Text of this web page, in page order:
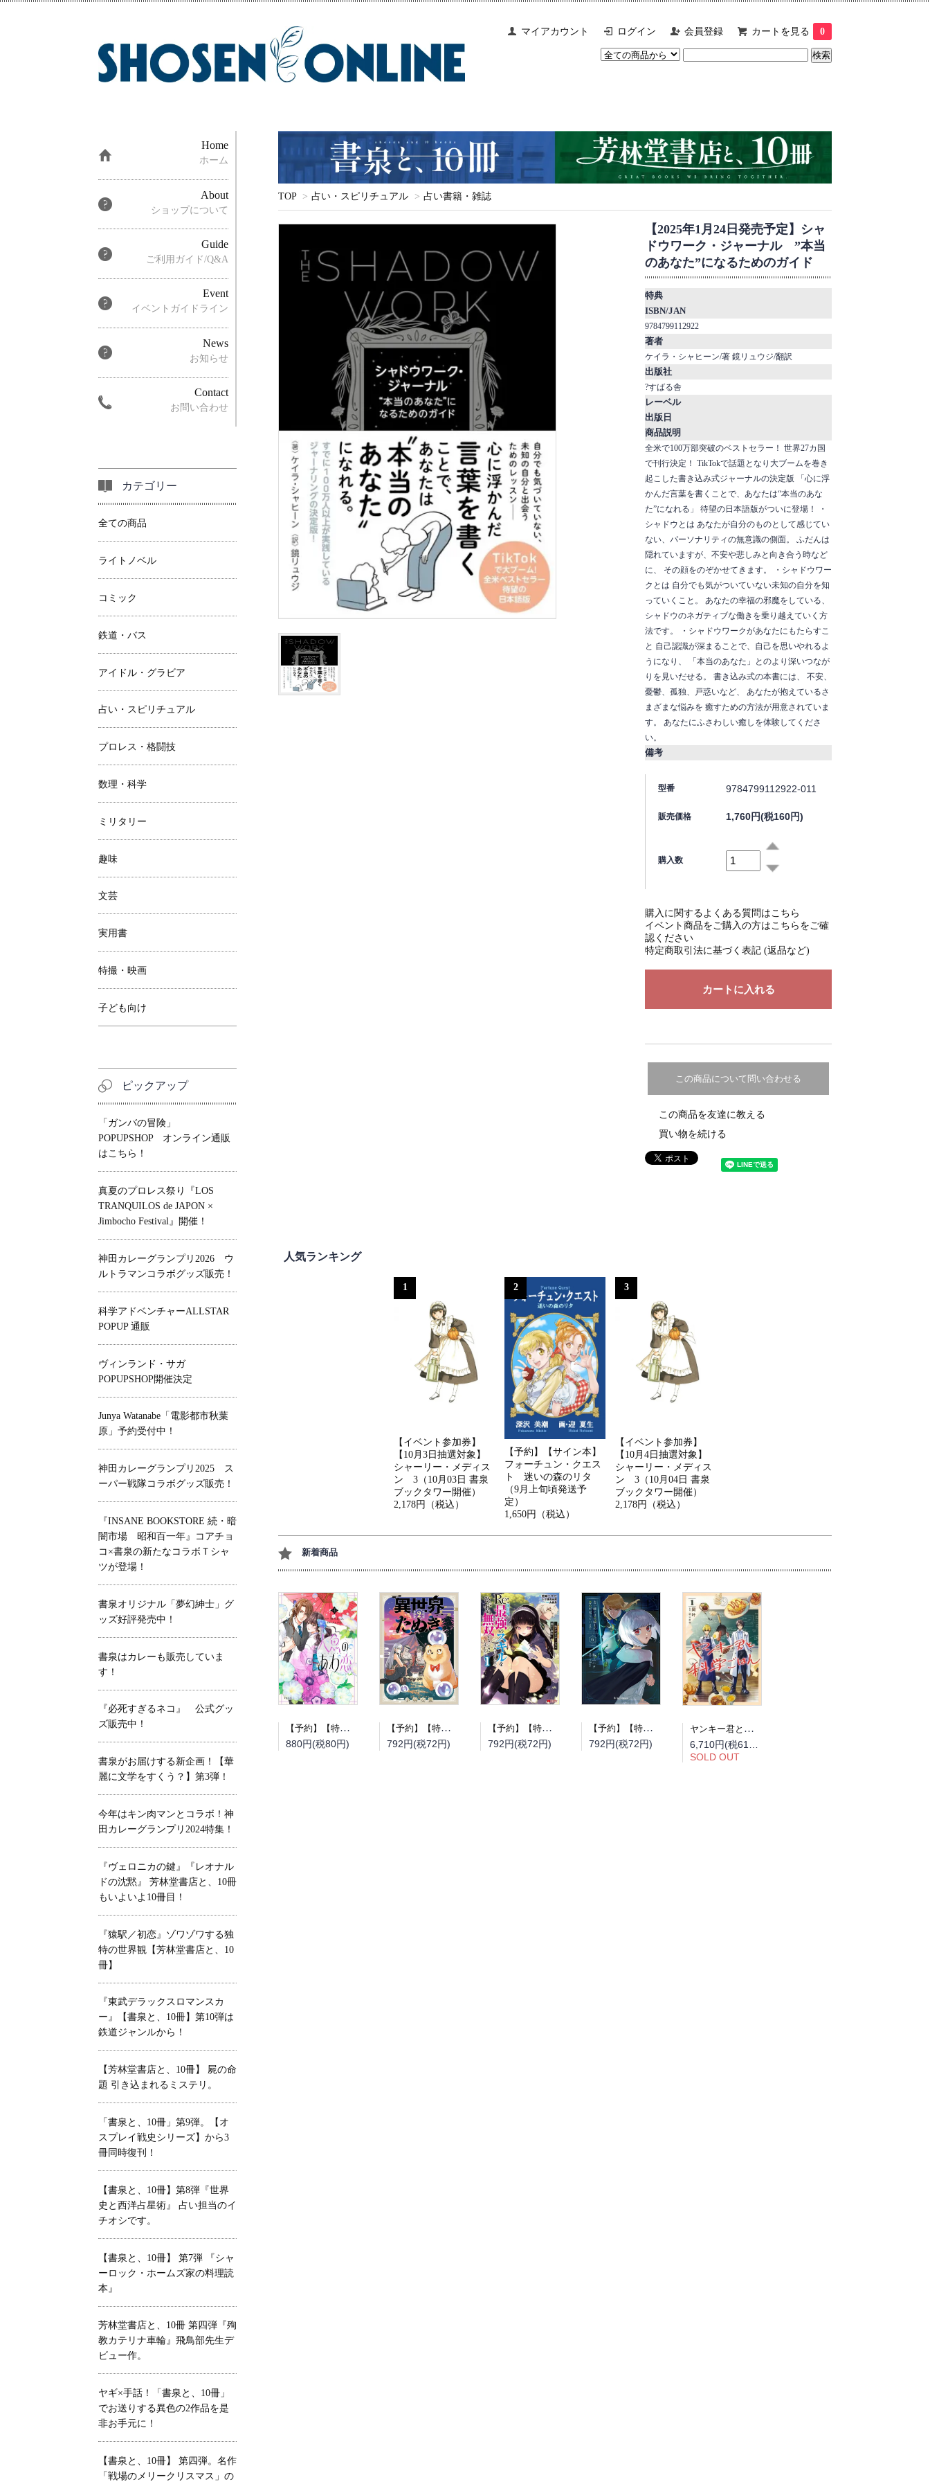
マイアカウント ログイン 会員登録 カートを見る 0
TOP > 占い・スピリチュアル > 占い書籍・雑誌
【2025年1月24日発売予定】シャ
ドウワーク・ジャーナル ”本当
のあなた”になるためのガイド
特典
ISBN/JAN
9784799112922
著者
ケイラ・シャヒーン/著 鏡リュウジ/翻訳
出版社
?すばる舎
レーベル
出版日
商品説明
全米で100万部突破のベストセラー！ 世界27カ国
で刊行決定！ TikTokで話題となり大ブームを巻き
起こした書き込み式ジャーナルの決定版 「心に浮
かんだ言葉を書くことで、あなたは“本当のあな
た”になれる」 待望の日本語版がついに登場！ ・
シャドウとは あなたが自分のものとして感じてい
ない、パーソナリティの無意識の側面。 ふだんは
隠れていますが、不安や悲しみと向き合う時など
に、 その顔をのぞかせてきます。 ・シャドウワー
クとは 自分でも気がついていない未知の自分を知
っていくこと。 あなたの幸福の邪魔をしている、
シャドウのネガティブな働きを乗り越えていく方
法です。 ・シャドウワークがあなたにもたらすこ
と 自己認識が深まることで、自己を思いやれるよ
うになり、 「本当のあなた」とのより深いつなが
りを見いだせる。 書き込み式の本書には、 不安、
憂鬱、孤独、戸惑いなど、 あなたが抱えているさ
まざまな悩みを 癒すための方法が用意されていま
す。 あなたにふさわしい癒しを体験してくださ
い。
備考
型番 9784799112922-011
販売価格 1,760円(税160円)
購入数
購入に関するよくある質問はこちら
イベント商品をご購入の方はこちらをご確
認ください
特定商取引法に基づく表記 (返品など)
この商品について問い合わせる
この商品を友達に教える
買い物を続ける
人気ランキング
1
【イベント参加券】
【10月3日抽選対象】
シャーリー・メディス
ン 3（10月03日 書泉
ブックタワー開催）
2,178円（税込）
2
【予約】【サイン本】
フォーチュン・クエス
ト 迷いの森のリタ
（9月上旬頃発送予
定）
1,650円（税込）
3
【イベント参加券】
【10月4日抽選対象】
シャーリー・メディス
ン 3（10月04日 書泉
ブックタワー開催）
2,178円（税込）
新着商品
【予約】【特典付き】人魚のあわ恋 4（08/12頃発送予定）
880円(税80円)
【予約】【特典付き】異世界たぬき 2（08/12頃発送予定）
792円(税72円)
【予約】【特典付き】Re:異世界で最強のスキルを生み出せたので、ひたすら無双することにしました。~俺だけがステータスを勝手に操作~ 1（08/12頃発送予定）
792円(税72円)
【予約】【特典付き】占い師には花騎士の恋心が見えています 6（08/12頃発送予定）
792円(税72円)
ヤンキー君と科学ごはん 全巻セット（1巻~9巻）
SOLD OUT
Home
ホーム
About
ショップについて
Guide
ご利用ガイド/Q&A
Event
イベントガイドライン
News
お知らせ
Contact
お問い合わせ
カテゴリー
全ての商品
ライトノベル
コミック
鉄道・バス
アイドル・グラビア
占い・スピリチュアル
プロレス・格闘技
数理・科学
ミリタリー
趣味
文芸
実用書
特撮・映画
子ども向け
ピックアップ
「ガンバの冒険」
POPUPSHOP オンライン通販
はこちら！
真夏のプロレス祭り『LOS
TRANQUILOS de JAPON ×
Jimbocho Festival』開催！
神田カレーグランプリ2026 ウ
ルトラマンコラボグッズ販売！
科学アドベンチャーALLSTAR
POPUP 通販
ヴィンランド・サガ
POPUPSHOP開催決定
Junya Watanabe「電影都市秋葉
原」予約受付中！
神田カレーグランプリ2025 ス
ーパー戦隊コラボグッズ販売！
『INSANE BOOKSTORE 続・暗
闇市場 昭和百一年』コアチョ
コ×書泉の新たなコラボＴシャ
ツが登場！
書泉オリジナル「夢幻紳士」グ
ッズ好評発売中！
書泉はカレーも販売していま
す！
『必死すぎるネコ』 公式グッ
ズ販売中！
書泉がお届けする新企画！【華
麗に文学をすくう？】第3弾！
今年はキン肉マンとコラボ！神
田カレーグランプリ2024特集！
『ヴェロニカの鍵』『レオナル
ドの沈黙』 芳林堂書店と、10冊
もいよいよ10冊目！
『猿駅／初恋』ゾワゾワする独
特の世界観【芳林堂書店と、10
冊】
『東武デラックスロマンスカ
ー』【書泉と、10冊】第10弾は
鉄道ジャンルから！
【芳林堂書店と、10冊】 屍の命
題 引き込まれるミステリ。
「書泉と、10冊」第9弾。【オ
スプレイ戦史シリーズ】から3
冊同時復刊！
【書泉と、10冊】第8弾『世界
史と西洋占星術』 占い担当のイ
チオシです。
【書泉と、10冊】 第7弾 『シャ
ーロック・ホームズ家の料理読
本』
芳林堂書店と、10冊 第四弾『殉
教カテリナ車輪』飛鳥部先生デ
ビュー作。
ヤギ×手話！「書泉と、10冊」
でお送りする異色の2作品を是
非お手元に！
【書泉と、10冊】 第四弾。名作
「戦場のメリークリスマス」の